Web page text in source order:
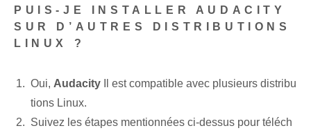
PUIS-JE INSTALLER AUDACITY
SUR D’AUTRES DISTRIBUTIONS
LINUX ?
Oui, Audacity Il est compatible avec plusieurs distribu
tions Linux.
Suivez les étapes mentionnées ci-dessus pour téléch